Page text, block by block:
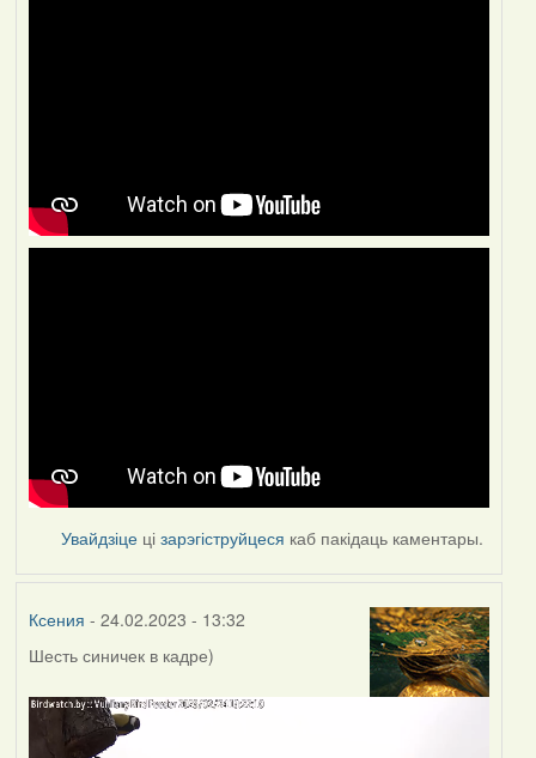
Увайдзіце цізарэгіструйцеся каб пакідаць каментары.
Ксения - 24.02.2023 - 13:32
Шесть синичек в кадре)